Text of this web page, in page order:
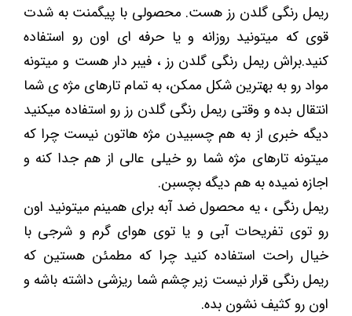
ریمل رنگی گلدن رز هست. محصولی با پیگمنت به شدت
قوی که میتونید روزانه و یا حرفه ای اون رو استفاده
کنید.براش ریمل رنگی گلدن رز ، فیبر دار هست و میتونه
مواد رو به بهترین شکل ممکن، به تمام تارهای مژه ی شما
انتقال بده و وقتی ریمل رنگی گلدن رز رو استفاده میکنید
دیگه خبری از به هم چسبیدن مژه هاتون نیست چرا که
میتونه تارهای مژه شما رو خیلی عالی از هم جدا کنه و
اجازه نمیده به هم دیگه بچسبن.
ریمل رنگی ، یه محصول ضد آبه برای همینم میتونید اون
رو توی تفریحات آبی و یا توی هوای گرم و شرجی با
خیال راحت استفاده کنید چرا که مطمئن هستین که
ریمل رنگی قرار نیست زیر چشم شما ریزشی داشته باشه و
اون رو کثیف نشون بده.